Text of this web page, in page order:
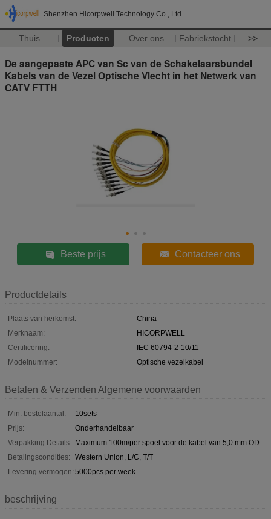
Shenzhen Hicorpwell Technology Co., Ltd
Thuis Producten Over ons Fabriekstocht >>
De aangepaste APC van Sc van de Schakelaarsbundel
Kabels van de Vezel Optische Vlecht in het Netwerk van
CATV FTTH
Beste prijs Contacteer ons
Productdetails
Plaats van herkomst:
China
Merknaam:
HICORPWELL
Certificering:
IEC 60794-2-10/11
Modelnummer:
Optische vezelkabel
Betalen & Verzenden Algemene voorwaarden
Min. bestelaantal:
10sets
Prijs:
Onderhandelbaar
Verpakking Details: Maximum 100m/per spoel voor de kabel van 5,0 mm OD
Betalingscondities:
Western Union, L/C, T/T
Levering vermogen: 5000pcs per week
beschrijving